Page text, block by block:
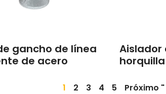
gancho de línea
de acero
Aislador
1 2 3 4 5 Próximo "